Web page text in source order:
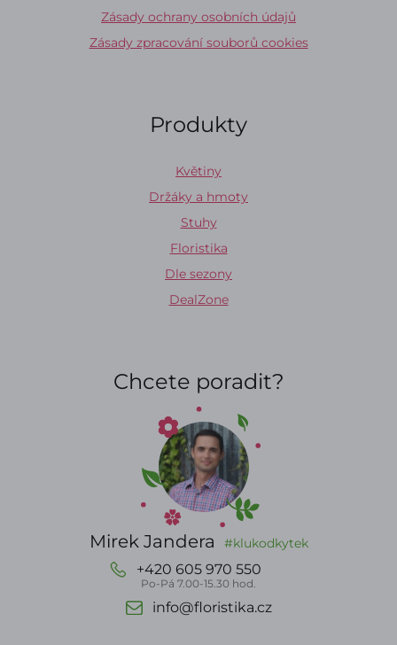
Zásady ochrany osobních údajů
Zásady zpracování souborů cookies
Produkty
Květiny
Držáky a hmoty
Stuhy
Floristika
Dle sezony
DealZone
Chcete poradit?
Mirek Jandera #klukodkytek
+420 605 970 550
Po-Pá 7.00-15.30 hod.
info@floristika.cz